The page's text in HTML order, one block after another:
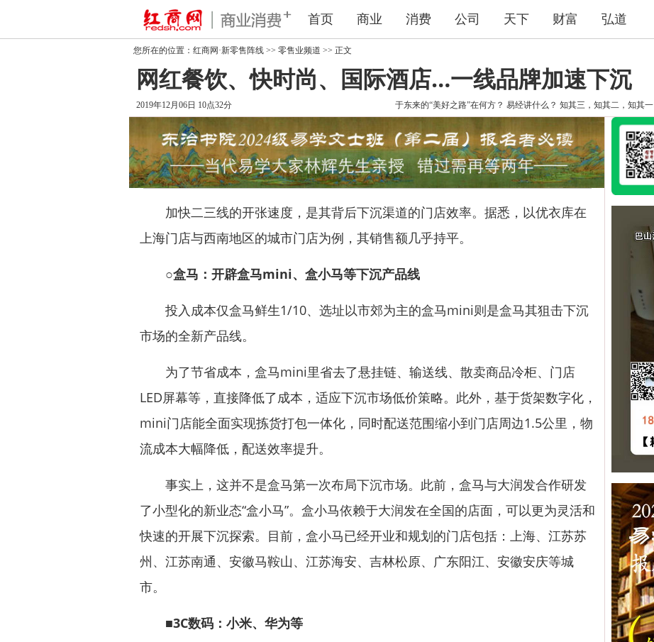
首页 商业 消费 公司 天下 财富 弘道
您所在的位置： 红商网·新零售阵线 >> 零售业频道 >> 正文
网红餐饮、快时尚、国际酒店…一线品牌加速下沉
2019年12月06日 10点32分 于东来的“美好之路”在何方？ 易经讲什么？ 知其三，知其二，知其一
加快二三线的开张速度，是其背后下沉渠道的门店效率。据悉，以优衣库在
上海门店与西南地区的城市门店为例，其销售额几乎持平。
○盒马：开辟盒马mini、盒小马等下沉产品线
投入成本仅盒马鲜生1/10、选址以市郊为主的盒马mini则是盒马其狙击下沉
市场的全新产品线。
为了节省成本，盒马mini里省去了悬挂链、输送线、散卖商品冷柜、门店
LED屏幕等，直接降低了成本，适应下沉市场低价策略。此外，基于货架数字化，
mini门店能全面实现拣货打包一体化，同时配送范围缩小到门店周边1.5公里，物
流成本大幅降低，配送效率提升。
事实上，这并不是盒马第一次布局下沉市场。此前，盒马与大润发合作研发
了小型化的新业态“盒小马”。盒小马依赖于大润发在全国的店面，可以更为灵活和
快速的开展下沉探索。目前，盒小马已经开业和规划的门店包括：上海、江苏苏
州、江苏南通、安徽马鞍山、江苏海安、吉林松原、广东阳江、安徽安庆等城
市。
■3C数码：小米、华为等